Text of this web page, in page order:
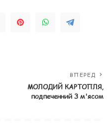
ВПЕРЕД
МОЛОДИЙ КАРТОПЛЯ,
подпеченний З м'ясом